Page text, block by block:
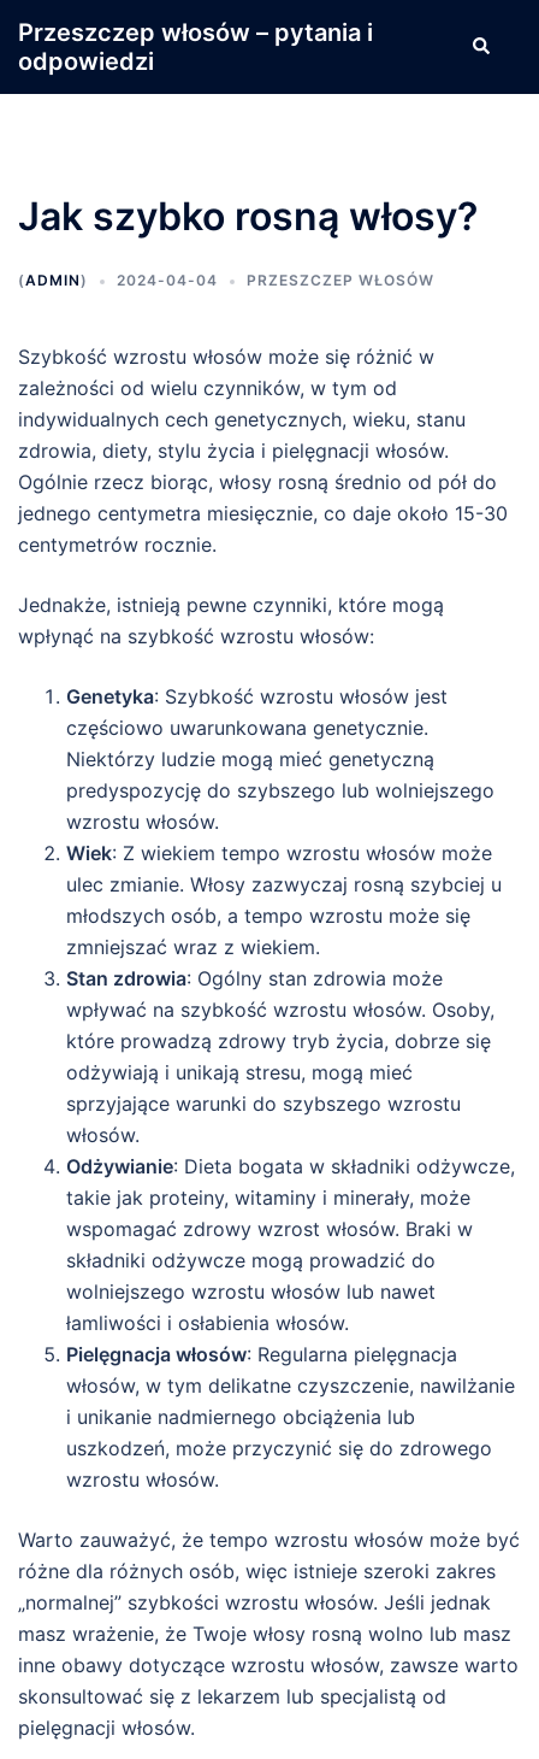
do
treści
Przeszczep włosów – pytania i
odpowiedzi
Jak szybko rosną włosy?
(ADMIN) 2024-04-04 PRZESZCZEP WŁOSÓW
Szybkość wzrostu włosów może się różnić w
zależności od wielu czynników, w tym od
indywidualnych cech genetycznych, wieku, stanu
zdrowia, diety, stylu życia i pielęgnacji włosów.
Ogólnie rzecz biorąc, włosy rosną średnio od pół do
jednego centymetra miesięcznie, co daje około 15-30
centymetrów rocznie.
Jednakże, istnieją pewne czynniki, które mogą
wpłynąć na szybkość wzrostu włosów:
Genetyka: Szybkość wzrostu włosów jest
częściowo uwarunkowana genetycznie.
Niektórzy ludzie mogą mieć genetyczną
predyspozycję do szybszego lub wolniejszego
wzrostu włosów.
Wiek: Z wiekiem tempo wzrostu włosów może
ulec zmianie. Włosy zazwyczaj rosną szybciej u
młodszych osób, a tempo wzrostu może się
zmniejszać wraz z wiekiem.
Stan zdrowia: Ogólny stan zdrowia może
wpływać na szybkość wzrostu włosów. Osoby,
które prowadzą zdrowy tryb życia, dobrze się
odżywiają i unikają stresu, mogą mieć
sprzyjające warunki do szybszego wzrostu
włosów.
Odżywianie: Dieta bogata w składniki odżywcze,
takie jak proteiny, witaminy i minerały, może
wspomagać zdrowy wzrost włosów. Braki w
składniki odżywcze mogą prowadzić do
wolniejszego wzrostu włosów lub nawet
łamliwości i osłabienia włosów.
Pielęgnacja włosów: Regularna pielęgnacja
włosów, w tym delikatne czyszczenie, nawilżanie
i unikanie nadmiernego obciążenia lub
uszkodzeń, może przyczynić się do zdrowego
wzrostu włosów.
Warto zauważyć, że tempo wzrostu włosów może być
różne dla różnych osób, więc istnieje szeroki zakres
„normalnej” szybkości wzrostu włosów. Jeśli jednak
masz wrażenie, że Twoje włosy rosną wolno lub masz
inne obawy dotyczące wzrostu włosów, zawsze warto
skonsultować się z lekarzem lub specjalistą od
pielęgnacji włosów.